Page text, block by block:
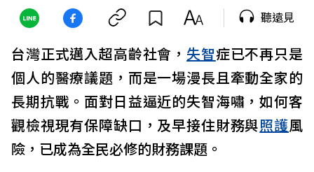
聽遠見
台灣正式邁入超高齡社會， 失智症已不再只是
個人的醫療議題，而是一場漫長且牽動全家的
長期抗戰。面對日益逼近的失智海嘯，如何客
觀檢視現有保障缺口，及早接住財務與照護風
險，已成為全民必修的財務課題。